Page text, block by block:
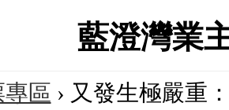
藍澄灣業
區 › 又發生極嚴重